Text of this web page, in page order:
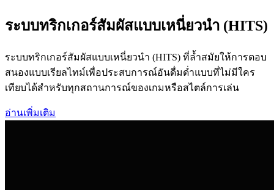
ระบบทริกเกอร์สัมผัสแบบเหนี่ยวนำ (HITS)
ระบบทริกเกอร์สัมผัสแบบเหนี่ยวนำ (HITS) ที่ล้ำสมัยให้การตอบ
สนองแบบเรียลไทม์เพื่อประสบการณ์อันดื่มด่ำแบบที่ไม่มีใคร
เทียบได้สำหรับทุกสถานการณ์ของเกมหรือสไตล์การเล่น
อ่านเพิ่มเติม